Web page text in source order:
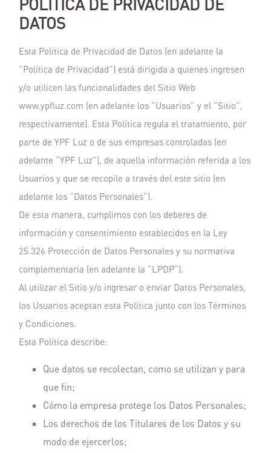
POLÍTICA DE PRIVACIDAD DE
DATOS
Esta Política de Privacidad de Datos (en adelante la
“Política de Privacidad”) está dirigida a quienes ingresen
y/o utilicen las funcionalidades del Sitio Web
www.ypfluz.com (en adelante los “Usuarios” y el “Sitio”,
respectivamente). Esta Política regula el tratamiento, por
parte de YPF Luz o de sus empresas controladas (en
adelante “YPF Luz”), de aquella información referida a los
Usuarios y que se recopile a través del este sitio (en
adelante los “Datos Personales”).
De esta manera, cumplimos con los deberes de
información y consentimiento establecidos en la Ley
25.326 Protección de Datos Personales y su normativa
complementaria (en adelante la “LPDP”).
Al utilizar el Sitio y/o ingresar o enviar Datos Personales,
los Usuarios aceptan esta Política junto con los Términos
y Condiciones.
Esta Política describe:
Que datos se recolectan, como se utilizan y para
que fin;
Cómo la empresa protege los Datos Personales;
Los derechos de los Titulares de los Datos y su
modo de ejercerlos;